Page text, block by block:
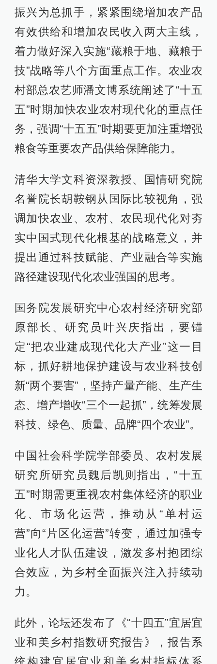
振兴为总抓手，紧紧围绕增加农产品
有效供给和增加农民收入两大主线，
着力做好深入实施“藏粮于地、藏粮于
技”战略等八个方面重点工作。农业农
村部总农艺师潘文博系统阐述了“十五
五”时期加快农业农村现代化的重点任
务，强调“十五五”时期要更加注重增强
粮食等重要农产品供给保障能力。
清华大学文科资深教授、国情研究院
名誉院长胡鞍钢从国际比较视角，强
调加快农业、农村、农民现代化对夯
实中国式现代化根基的战略意义，并
提出通过科技赋能、产业融合等实施
路径建设现代化农业强国的思考。
国务院发展研究中心农村经济研究部
原部长、研究员叶兴庆指出，要锚
定“把农业建成现代化大产业”这一目
标，抓好耕地保护建设与农业科技创
新“两个要害”，坚持产量产能、生产生
态、增产增收“三个一起抓”，统筹发展
科技、绿色、质量、品牌“四个农业”。
中国社会科学院学部委员、农村发展
研究所研究员魏后凯则指出，“十五
五”时期需更重视农村集体经济的职业
化、市场化运营，推动从“单村运
营”向“片区化运营”转变，通过加强专
业化人才队伍建设，激发多村抱团综
合效应，为乡村全面振兴注入持续动
力。
此外，论坛还发布了《“十四五”宜居宜
业和美乡村指数研究报告》，报告系
统构建宜居宜业和美乡村指标体系